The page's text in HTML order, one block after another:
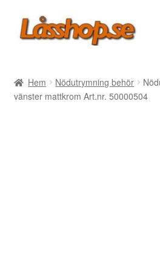
Hoppa
till
Hoppa
till
Rea
Hem Nödutrymning behör
vänster mattkrom Art.nr. 50000504